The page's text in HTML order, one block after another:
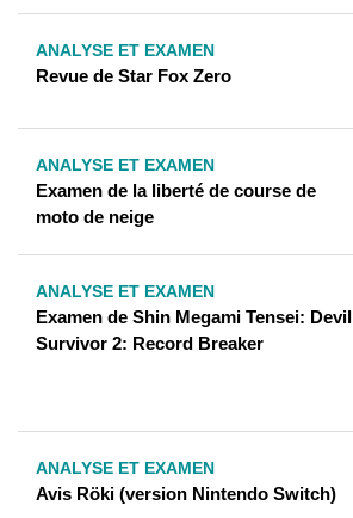
ANALYSE ET EXAMEN
Revue de Star Fox Zero
ANALYSE ET EXAMEN
Examen de la liberté de course de
moto de neige
ANALYSE ET EXAMEN
Examen de Shin Megami Tensei: Devil
Survivor 2: Record Breaker
ANALYSE ET EXAMEN
Avis Röki (version Nintendo Switch)